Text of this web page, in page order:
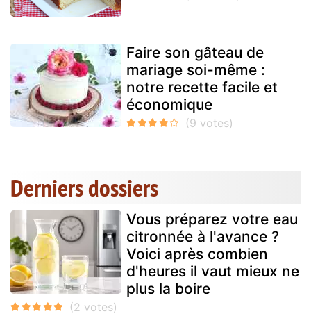
Faire son gâteau de
mariage soi-même :
notre recette facile et
économique
Derniers dossiers
Vous préparez votre eau
citronnée à l'avance ?
Voici après combien
d'heures il vaut mieux ne
plus la boire